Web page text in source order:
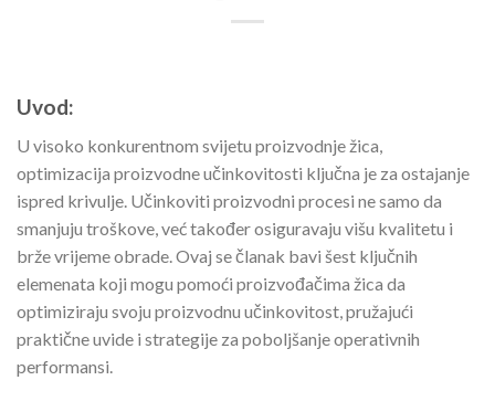
Uvod:
U visoko konkurentnom svijetu proizvodnje žica,
optimizacija proizvodne učinkovitosti ključna je za ostajanje
ispred krivulje. Učinkoviti proizvodni procesi ne samo da
smanjuju troškove, već također osiguravaju višu kvalitetu i
brže vrijeme obrade. Ovaj se članak bavi šest ključnih
elemenata koji mogu pomoći proizvođačima žica da
optimiziraju svoju proizvodnu učinkovitost, pružajući
praktične uvide i strategije za poboljšanje operativnih
performansi.